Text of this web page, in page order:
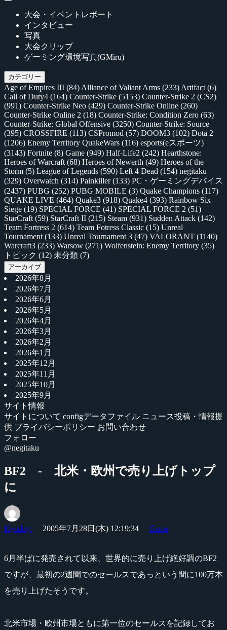
大会・イベントレポート
インタビュー
写真
大会クリップ
ゲーミング環境写真(GMiru)
カテゴリー
Age of Empires III (84) Alliance of Valiant Arms (233) Artifact (6)
Call of Duty4 (164) Counter-Strike (5153) Counter-Strike 2 (CS2)
(991) Counter-Strike Neo (429) Counter-Strike Online (260)
Counter-Strike Online 2 (18) Counter-Strike: Condition Zero (63)
Counter-Strike: Global Offensive (3250) Counter-Strike: Source
(395) CROSSFIRE (113) CSPromod (57) DOOM3 (102) Dota 2
(1206) Enemy Territory QuakeWars (116) esports(eスポーツ)
(3143) Fortnite (8) Game (949) Half-Life2 (242) Hearthstone:
Heroes of Warcraft (68) Heroes of Newerth (49) Heroes of the
Storm (5) League of Legends (590) Left 4 Dead (154) negitaku
(329) Overwatch (314) Painkiller(133) PC・ゲーミングデバイス
(2437) PUBG (252) PUBG MOBILE (3) Quake Champions (117)
QUAKE LIVE (464) Quake3 (918) Quake4 (393) Rainbow Six
Siege (19) SPECIAL FORCE (41) SPECIAL FORCE 2 (51)
StarCraft (59) StarCraft II (215) Steam (931) Sudden Attack (142)
Team Fortress 2 (614) Team Fotress Classic (15) Unreal
Tournament (133) Unreal Tournament 3 (47) VALORANT (1140)
Warcraft3 (233) Warsow (271) Wolfenstein: Enemy Territory (35)
トピック (12) 未分類 (7)
アーカイブ
2026年8月
2026年7月
2026年6月
2026年5月
2026年4月
2026年3月
2026年2月
2026年1月
2025年12月
2025年11月
2025年10月
2025年9月
サイト情報
サイトについて configデータファイル ニュース投稿・情報提
供 プライバシーポリシー お問い合わせ
フォロー
@negitaku
BF2 - 北米・欧州で売り上げトップ
に
Kyodog 2005年7月28日(木) 12:19:34 Game
6月半ばに発売されて以来、世界的に売り上げ絶好調のBF2
ですが、最初の2週間でのセールスであっという間に100万本
を売り上げたそうです。
北米市場・欧州市場ともに第一位のセールスを記録してお